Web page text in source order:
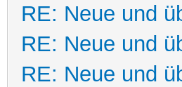
RE: Neue und
RE: Neue und
RE: Neue und